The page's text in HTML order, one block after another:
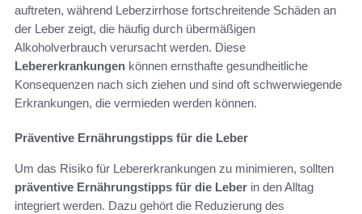
auftreten, während Leberzirrhose fortschreitende Schäden an
der Leber zeigt, die häufig durch übermäßigen
Alkoholverbrauch verursacht werden. Diese
Lebererkrankungen können ernsthafte gesundheitliche
Konsequenzen nach sich ziehen und sind oft schwerwiegende
Erkrankungen, die vermieden werden können.
Präventive Ernährungstipps für die Leber
Um das Risiko für Lebererkrankungen zu minimieren, sollten
präventive Ernährungstipps für die Leber in den Alltag
integriert werden. Dazu gehört die Reduzierung des